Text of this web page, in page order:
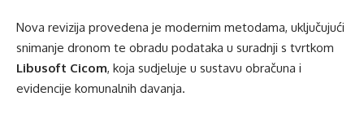
Nova revizija provedena je modernim metodama, uključujući
snimanje dronom te obradu podataka u suradnji s tvrtkom
Libusoft Cicom, koja sudjeluje u sustavu obračuna i
evidencije komunalnih davanja.